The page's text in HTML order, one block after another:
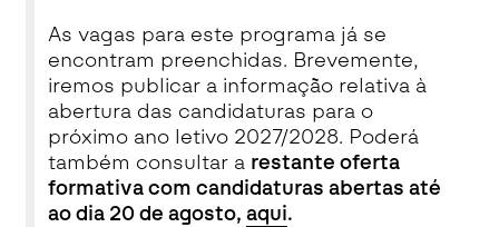
As vagas para este programa já se
encontram preenchidas. Brevemente,
iremos publicar a informação relativa à
abertura das candidaturas para o
próximo ano letivo 2027/2028. Poderá
também consultar a restante oferta
formativa com candidaturas abertas até
ao dia 20 de agosto, aqui.